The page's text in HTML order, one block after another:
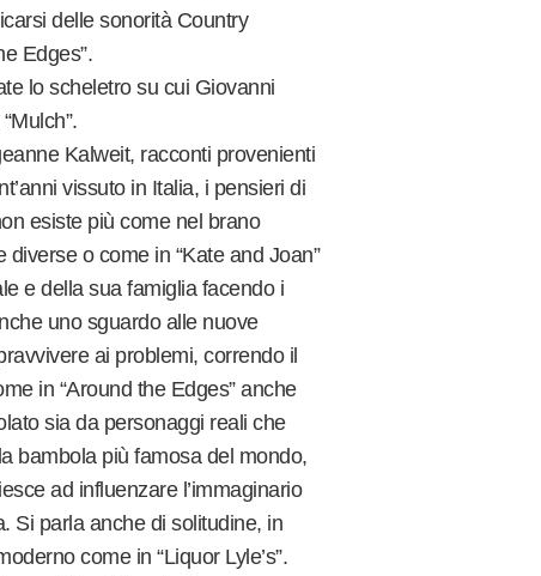
delle sonorità Country
Edges”.
lo scheletro su cui Giovanni
Kalweit, racconti provenienti
vissuto in Italia, i pensieri di
esiste più come nel brano
diverse o come in “Kate and Joan”
e della sua famiglia facendo i
uno sguardo alle nuove
ai problemi, correndo il
in “Around the Edges” anche
sia da personaggi reali che
bambola più famosa del mondo,
ad influenzare l’immaginario
Si parla anche di solitudine, in
come in “Liquor Lyle’s”.